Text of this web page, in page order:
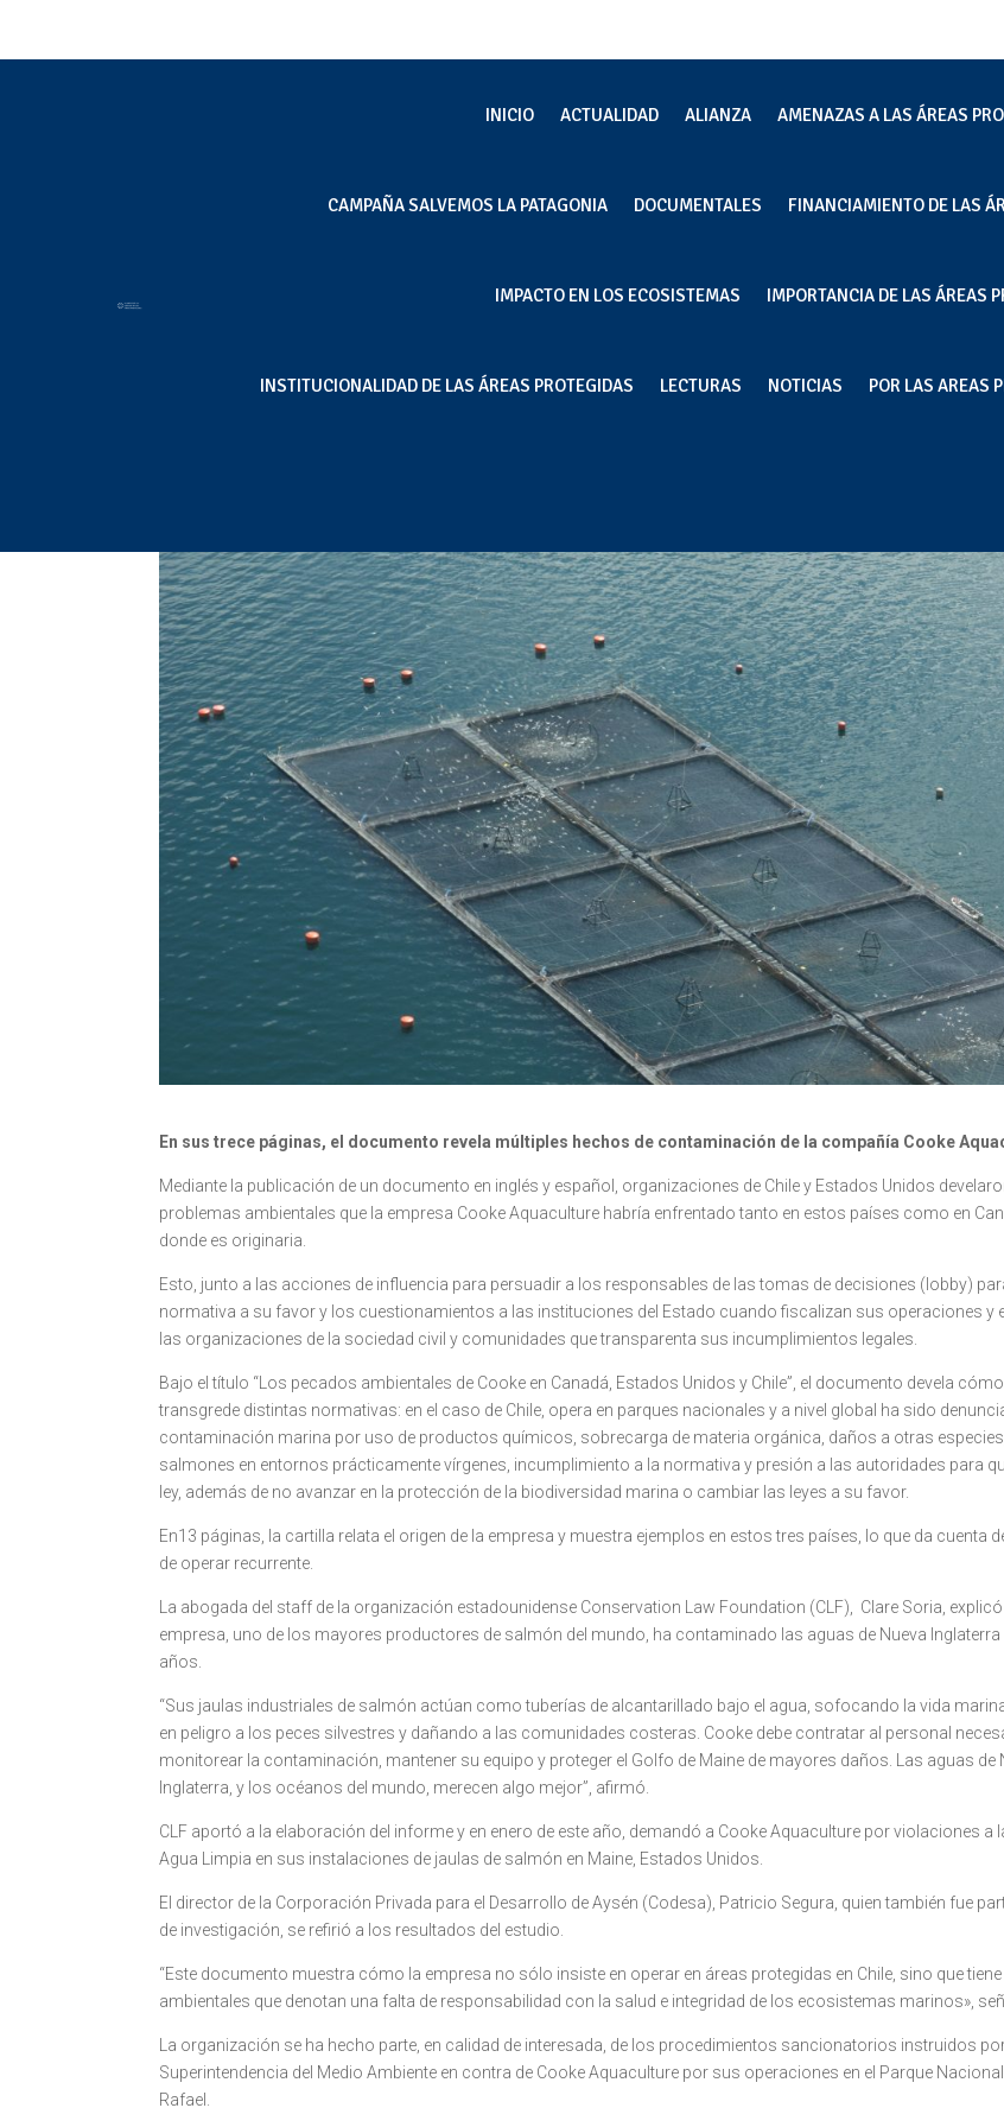
INICIO ACTUALIDAD ALIANZA AMENAZAS A LAS ÁREAS
CAMPAÑA SALVEMOS LA PATAGONIA DOCUMENTALES FINANCIAMIENTO DE LAS
IMPACTO EN LOS ECOSISTEMAS IMPORTANCIA DE LAS ÁREAS
INSTITUCIONALIDAD DE LAS ÁREAS PROTEGIDAS LECTURAS NOTICIAS POR LAS AREAS
[Diario Sostenible] ONG’s de Estados Unidos y
reconocida salmonera
En sus trece páginas, el documento revela múltiples hechos de contaminación de la compañía Cooke
Mediante la publicación de un documento en inglés y español, organizaciones de Chile y Estados Unidos
problemas ambientales que la empresa Cooke Aquaculture habría enfrentado tanto en estos países como en
donde es originaria.
Esto, junto a las acciones de influencia para persuadir a los responsables de las tomas de decisiones (lobby)
normativa a su favor y los cuestionamientos a las instituciones del Estado cuando fiscalizan sus operaciones y
las organizaciones de la sociedad civil y comunidades que transparenta sus incumplimientos legales.
Bajo el título “Los pecados ambientales de Cooke en Canadá, Estados Unidos y Chile”, el documento devela
transgrede distintas normativas: en el caso de Chile, opera en parques nacionales y a nivel global ha sido
contaminación marina por uso de productos químicos, sobrecarga de materia orgánica, daños a otras
salmones en entornos prácticamente vírgenes, incumplimiento a la normativa y presión a las autoridades para
ley, además de no avanzar en la protección de la biodiversidad marina o cambiar las leyes a su favor.
En13 páginas, la cartilla relata el origen de la empresa y muestra ejemplos en estos tres países, lo que da cuenta
de operar recurrente.
La abogada del staff de la organización estadounidense Conservation Law Foundation (CLF), Clare Soria, explicó
empresa, uno de los mayores productores de salmón del mundo, ha contaminado las aguas de Nueva Inglaterra
años.
“Sus jaulas industriales de salmón actúan como tuberías de alcantarillado bajo el agua, sofocando la vida
en peligro a los peces silvestres y dañando a las comunidades costeras. Cooke debe contratar al personal
monitorear la contaminación, mantener su equipo y proteger el Golfo de Maine de mayores daños. Las aguas de
Inglaterra, y los océanos del mundo, merecen algo mejor”, afirmó.
CLF aportó a la elaboración del informe y en enero de este año, demandó a Cooke Aquaculture por violaciones a
Agua Limpia en sus instalaciones de jaulas de salmón en Maine, Estados Unidos.
El director de la Corporación Privada para el Desarrollo de Aysén (Codesa), Patricio Segura, quien también fue
de investigación, se refirió a los resultados del estudio.
“Este documento muestra cómo la empresa no sólo insiste en operar en áreas protegidas en Chile, sino que
ambientales que denotan una falta de responsabilidad con la salud e integridad de los ecosistemas marinos»,
La organización se ha hecho parte, en calidad de interesada, de los procedimientos sancionatorios instruidos
Superintendencia del Medio Ambiente en contra de Cooke Aquaculture por sus operaciones en el Parque
Rafael.